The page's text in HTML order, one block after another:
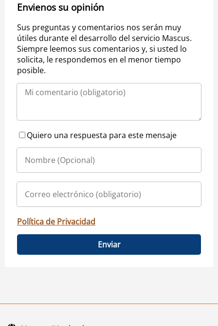
Envienos su opinión
Sus preguntas y comentarios nos serán muy
útiles durante el desarrollo del servicio Mascus.
Siempre leemos sus comentarios y, si usted lo
solicita, le respondemos en el menor tiempo
posible.
Quiero una respuesta para este mensaje
Política de Privacidad
Enviar